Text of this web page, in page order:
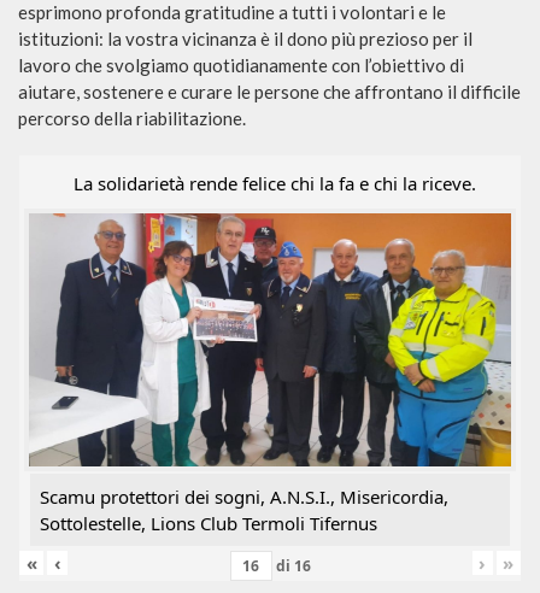
esprimono profonda gratitudine a tutti i volontari e le
istituzioni: la vostra vicinanza è il dono più prezioso per il
lavoro che svolgiamo quotidianamente con l’obiettivo di
aiutare, sostenere e curare le persone che affrontano il difficile
percorso della riabilitazione.
La solidarietà rende felice chi la fa e chi la riceve.
Scamu protettori dei sogni, A.N.S.I., Misericordia,
Sottolestelle, Lions Club Termoli Tifernus
«
‹ di 16 › »